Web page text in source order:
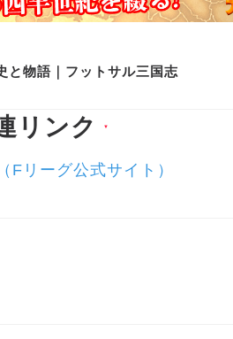
と物語｜フットサル三国志
リンク ▼
リーグ公式サイト）